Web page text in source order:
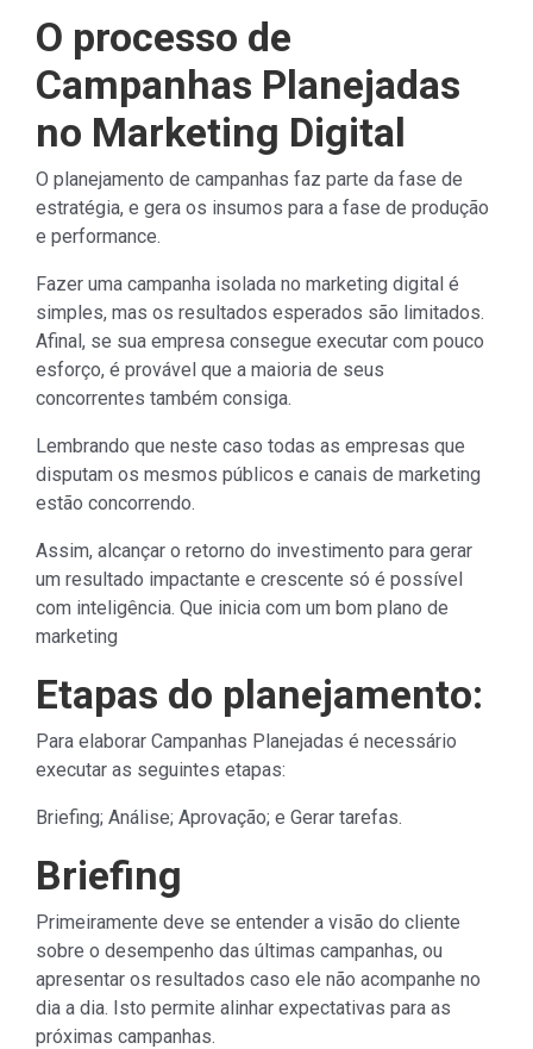
O processo de
Campanhas Planejadas
no Marketing Digital
O planejamento de campanhas faz parte da fase de
estratégia, e gera os insumos para a fase de produção
e performance.
Fazer uma campanha isolada no marketing digital é
simples, mas os resultados esperados são limitados.
Afinal, se sua empresa consegue executar com pouco
esforço, é provável que a maioria de seus
concorrentes também consiga.
Lembrando que neste caso todas as empresas que
disputam os mesmos públicos e canais de marketing
estão concorrendo.
Assim, alcançar o retorno do investimento para gerar
um resultado impactante e crescente só é possível
com inteligência. Que inicia com um bom plano de
marketing
Etapas do planejamento:
Para elaborar Campanhas Planejadas é necessário
executar as seguintes etapas:
Briefing; Análise; Aprovação; e Gerar tarefas.
Briefing
Primeiramente deve se entender a visão do cliente
sobre o desempenho das últimas campanhas, ou
apresentar os resultados caso ele não acompanhe no
dia a dia. Isto permite alinhar expectativas para as
próximas campanhas.